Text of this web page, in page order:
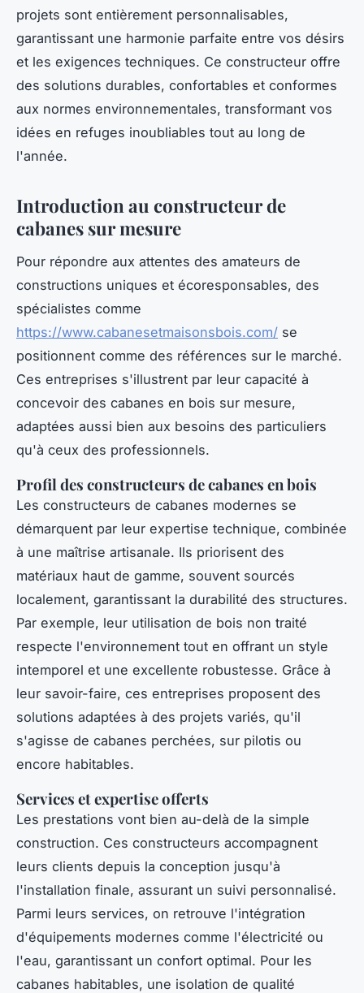
projets sont entièrement personnalisables,
garantissant une harmonie parfaite entre vos désirs
et les exigences techniques. Ce constructeur offre
des solutions durables, confortables et conformes
aux normes environnementales, transformant vos
idées en refuges inoubliables tout au long de
l'année.
Introduction au constructeur de
cabanes sur mesure
Pour répondre aux attentes des amateurs de
constructions uniques et écoresponsables, des
spécialistes comme
https://www.cabanesetmaisonsbois.com/ se
positionnent comme des références sur le marché.
Ces entreprises s'illustrent par leur capacité à
concevoir des cabanes en bois sur mesure,
adaptées aussi bien aux besoins des particuliers
qu'à ceux des professionnels.
Profil des constructeurs de cabanes en bois
Les constructeurs de cabanes modernes se
démarquent par leur expertise technique, combinée
à une maîtrise artisanale. Ils priorisent des
matériaux haut de gamme, souvent sourcés
localement, garantissant la durabilité des structures.
Par exemple, leur utilisation de bois non traité
respecte l'environnement tout en offrant un style
intemporel et une excellente robustesse. Grâce à
leur savoir-faire, ces entreprises proposent des
solutions adaptées à des projets variés, qu'il
s'agisse de cabanes perchées, sur pilotis ou
encore habitables.
Services et expertise offerts
Les prestations vont bien au-delà de la simple
construction. Ces constructeurs accompagnent
leurs clients depuis la conception jusqu'à
l'installation finale, assurant un suivi personnalisé.
Parmi leurs services, on retrouve l'intégration
d'équipements modernes comme l'électricité ou
l'eau, garantissant un confort optimal. Pour les
cabanes habitables, une isolation de qualité